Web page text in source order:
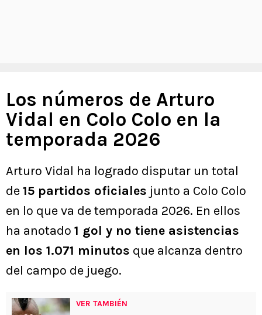
Los números de Arturo
Vidal en Colo Colo en la
temporada 2026
Arturo Vidal ha logrado disputar un total
de15 partidos oficiales junto a Colo Colo
en lo que va de temporada 2026. En ellos
ha anotado 1 gol y no tiene asistencias
en los 1.071 minutos que alcanza dentro
del campo de juego.
VER TAMBIÉN